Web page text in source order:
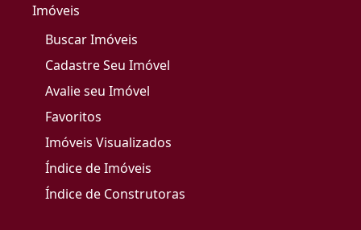
Imóveis
Buscar Imóveis
Cadastre Seu Imóvel
Avalie seu Imóvel
Favoritos
Imóveis Visualizados
Índice de Imóveis
Índice de Construtoras